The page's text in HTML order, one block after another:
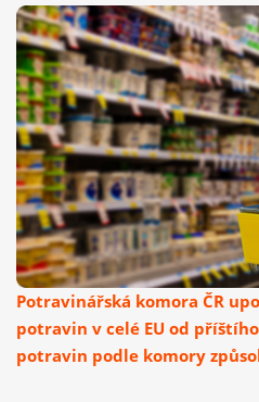
Potravinářská komora ČR
potravin v celé EU od
potravin podle komory